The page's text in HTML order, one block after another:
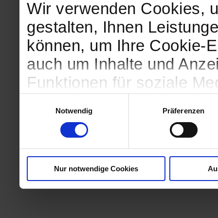
Wir verwenden Cookies,
gestalten, Ihnen
können, um Ihre Cookie-
auch um Inhalte und
Funktionen für soziale
geben wir Informationen
Website an unsere
und Analysen weiter, die
kein angemessenes
in denen Sie Ihre Rechte
Notwendig
Präferenzen
Nur notwendige Cookies